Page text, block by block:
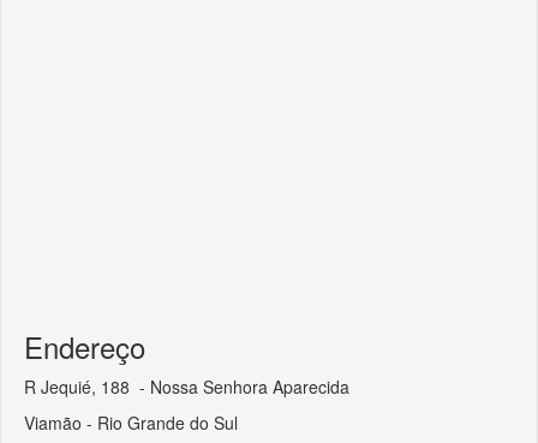
Endereço
R Jequié, 188 - Nossa Senhora Aparecida
Viamão - Rio Grande do Sul